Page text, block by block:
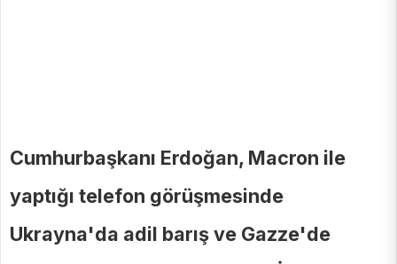
Cumhurbaşkanı Erdoğan, Macron ile
yaptığı telefon görüşmesinde
Ukrayna'da adil barış ve Gazze'de